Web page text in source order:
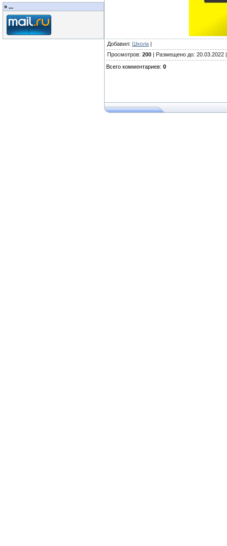
» ...
Добавил: Школа |
Просмотров: 200 | Размещено до: 20.03.2022 |
Всего комментариев: 0